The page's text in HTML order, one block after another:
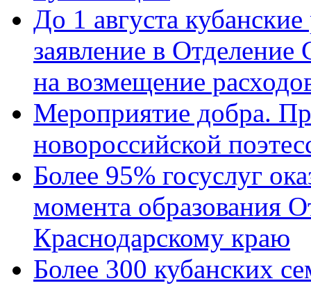
До 1 августа
заявление в
на возмещение
Мероприятие добра.
новороссийской
Более 95% госуслуг
момента образования
Краснодарскому краю
Более 300 кубанских